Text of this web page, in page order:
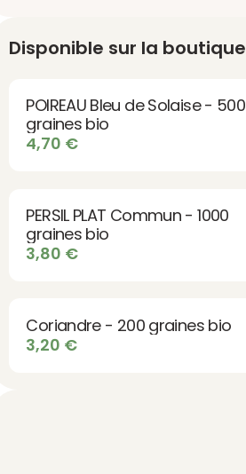
Disponible sur la boutique
POIREAU Bleu de Solaise - 500
graines bio
4,70 €
PERSIL PLAT Commun - 1000
graines bio
3,80 €
Coriandre - 200 graines bio
3,20 €